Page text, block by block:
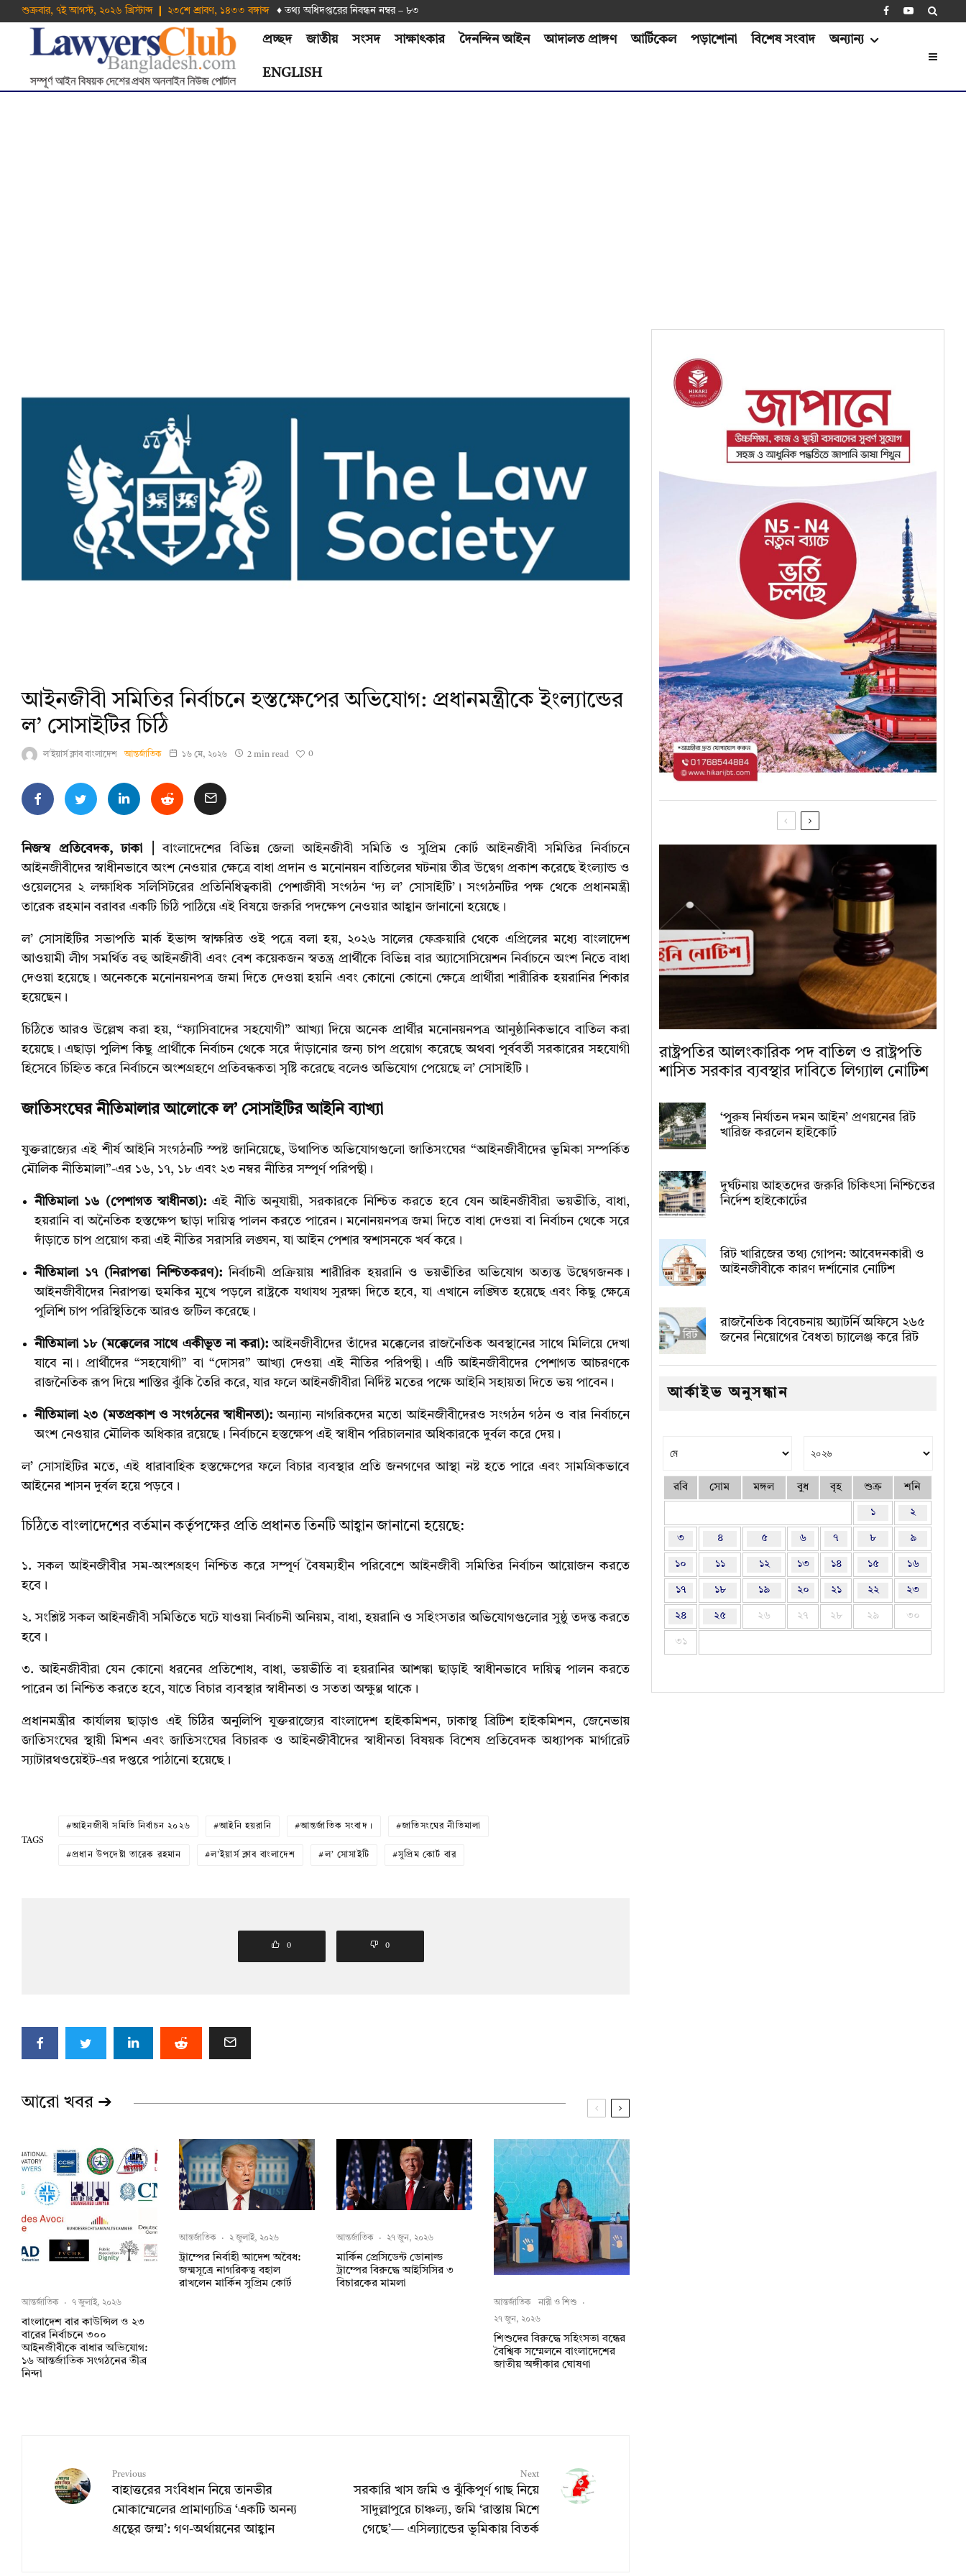
শুক্রবার, ৭ই আগস্ট, ২০২৬ খ্রিস্টাব্দ ❙ ২৩শে শ্রাবণ, ১৪৩৩ বঙ্গাব্দ ♦ তথ‌্য অ‌ধিদপ্ত‌রের নিবন্ধন নম্বর – ৮৩
প্রচ্ছদ জাতীয় সংসদ সাক্ষাৎকার দৈনন্দিন আইন আদালত প্রাঙ্গণ আর্টিকেল পড়াশোনা বিশেষ সংবাদ অন্যান্য
ENGLISH
আইনজীবী সমিতির নির্বাচনে হস্তক্ষেপের অভিযোগ: প্রধানমন্ত্রীকে ইংল্যান্ডের
ল’ সোসাইটির চিঠি
ল'ইয়ার্স ক্লাব বাংলাদেশ আন্তর্জাতিক ১৬ মে, ২০২৬ 2 min read 0
নিজস্ব প্রতিবেদক, ঢাকা |বাংলাদেশের বিভিন্ন জেলা আইনজীবী সমিতি ও সুপ্রিম কোর্ট আইনজীবী সমিতির নির্বাচনে
আইনজীবীদের স্বাধীনভাবে অংশ নেওয়ার ক্ষেত্রে বাধা প্রদান ও মনোনয়ন বাতিলের ঘটনায় তীব্র উদ্বেগ প্রকাশ করেছে ইংল্যান্ড ও
ওয়েলসের ২ লক্ষাধিক সলিসিটরের প্রতিনিধিত্বকারী পেশাজীবী সংগঠন ‘দ্য ল’ সোসাইটি’। সংগঠনটির পক্ষ থেকে প্রধানমন্ত্রী
তারেক রহমান বরাবর একটি চিঠি পাঠিয়ে এই বিষয়ে জরুরি পদক্ষেপ নেওয়ার আহ্বান জানানো হয়েছে।
ল’ সোসাইটির সভাপতি মার্ক ইভান্স স্বাক্ষরিত ওই পত্রে বলা হয়, ২০২৬ সালের ফেব্রুয়ারি থেকে এপ্রিলের মধ্যে বাংলাদেশ
আওয়ামী লীগ সমর্থিত বহু আইনজীবী এবং বেশ কয়েকজন স্বতন্ত্র প্রার্থীকে বিভিন্ন বার অ্যাসোসিয়েশন নির্বাচনে অংশ নিতে বাধা
দেওয়া হয়েছে। অনেককে মনোনয়নপত্র জমা দিতে দেওয়া হয়নি এবং কোনো কোনো ক্ষেত্রে প্রার্থীরা শারীরিক হয়রানির শিকার
হয়েছেন।
চিঠিতে আরও উল্লেখ করা হয়, “ফ্যাসিবাদের সহযোগী” আখ্যা দিয়ে অনেক প্রার্থীর মনোনয়নপত্র আনুষ্ঠানিকভাবে বাতিল করা
হয়েছে। এছাড়া পুলিশ কিছু প্রার্থীকে নির্বাচন থেকে সরে দাঁড়ানোর জন্য চাপ প্রয়োগ করেছে অথবা পূর্ববর্তী সরকারের সহযোগী
হিসেবে চিহ্নিত করে নির্বাচনে অংশগ্রহণে প্রতিবন্ধকতা সৃষ্টি করেছে বলেও অভিযোগ পেয়েছে ল’ সোসাইটি।
জাতিসংঘের নীতিমালার আলোকে ল’ সোসাইটির আইনি ব্যাখ্যা
যুক্তরাজ্যের এই শীর্ষ আইনি সংগঠনটি স্পষ্ট জানিয়েছে, উথাপিত অভিযোগগুলো জাতিসংঘের “আইনজীবীদের ভূমিকা সম্পর্কিত
মৌলিক নীতিমালা”-এর ১৬, ১৭, ১৮ এবং ২৩ নম্বর নীতির সম্পূর্ণ পরিপন্থী।
নীতিমালা ১৬ (পেশাগত স্বাধীনতা): এই নীতি অনুযায়ী, সরকারকে নিশ্চিত করতে হবে যেন আইনজীবীরা ভয়ভীতি, বাধা,
হয়রানি বা অনৈতিক হস্তক্ষেপ ছাড়া দায়িত্ব পালন করতে পারেন। মনোনয়নপত্র জমা দিতে বাধা দেওয়া বা নির্বাচন থেকে সরে
দাঁড়াতে চাপ প্রয়োগ করা এই নীতির সরাসরি লঙ্ঘন, যা আইন পেশার স্বশাসনকে খর্ব করে।
নীতিমালা ১৭ (নিরাপত্তা নিশ্চিতকরণ): নির্বাচনী প্রক্রিয়ায় শারীরিক হয়রানি ও ভয়ভীতির অভিযোগ অত্যন্ত উদ্বেগজনক।
আইনজীবীদের নিরাপত্তা হুমকির মুখে পড়লে রাষ্ট্রকে যথাযথ সুরক্ষা দিতে হবে, যা এখানে লঙ্ঘিত হয়েছে এবং কিছু ক্ষেত্রে
পুলিশি চাপ পরিস্থিতিকে আরও জটিল করেছে।
নীতিমালা ১৮ (মক্কেলের সাথে একীভূত না করা):আইনজীবীদের তাঁদের মক্কেলের রাজনৈতিক অবস্থানের সাথে মিলিয়ে দেখা
যাবে না। প্রার্থীদের “সহযোগী” বা “দোসর” আখ্যা দেওয়া এই নীতির পরিপন্থী। এটি আইনজীবীদের পেশাগত আচরণকে
রাজনৈতিক রূপ দিয়ে শাস্তির ঝুঁকি তৈরি করে, যার ফলে আইনজীবীরা নির্দিষ্ট মতের পক্ষে আইনি সহায়তা দিতে ভয় পাবেন।
নীতিমালা ২৩ (মতপ্রকাশ ও সংগঠনের স্বাধীনতা): অন্যান্য নাগরিকদের মতো আইনজীবীদেরও সংগঠন গঠন ও বার নির্বাচনে
অংশ নেওয়ার মৌলিক অধিকার রয়েছে। নির্বাচনে হস্তক্ষেপ এই স্বাধীন পরিচালনার অধিকারকে দুর্বল করে দেয়।
ল’ সোসাইটির মতে, এই ধারাবাহিক হস্তক্ষেপের ফলে বিচার ব্যবস্থার প্রতি জনগণের আস্থা নষ্ট হতে পারে এবং সামগ্রিকভাবে
আইনের শাসন দুর্বল হয়ে পড়বে।
চিঠিতে বাংলাদেশের বর্তমান কর্তৃপক্ষের প্রতি প্রধানত তিনটি আহ্বান জানানো হয়েছে:
১. সকল আইনজীবীর সম-অংশগ্রহণ নিশ্চিত করে সম্পূর্ণ বৈষম্যহীন পরিবেশে আইনজীবী সমিতির নির্বাচন আয়োজন করতে
হবে।
২. সংশ্লিষ্ট সকল আইনজীবী সমিতিতে ঘটে যাওয়া নির্বাচনী অনিয়ম, বাধা, হয়রানি ও সহিংসতার অভিযোগগুলোর সুষ্ঠু তদন্ত করতে
হবে।
৩. আইনজীবীরা যেন কোনো ধরনের প্রতিশোধ, বাধা, ভয়ভীতি বা হয়রানির আশঙ্কা ছাড়াই স্বাধীনভাবে দায়িত্ব পালন করতে
পারেন তা নিশ্চিত করতে হবে, যাতে বিচার ব্যবস্থার স্বাধীনতা ও সততা অক্ষুণ্ণ থাকে।
প্রধানমন্ত্রীর কার্যালয় ছাড়াও এই চিঠির অনুলিপি যুক্তরাজ্যের বাংলাদেশ হাইকমিশন, ঢাকাস্থ ব্রিটিশ হাইকমিশন, জেনেভায়
জাতিসংঘের স্থায়ী মিশন এবং জাতিসংঘের বিচারক ও আইনজীবীদের স্বাধীনতা বিষয়ক বিশেষ প্রতিবেদক অধ্যাপক মার্গারেট
স্যাটারথওয়েইট-এর দপ্তরে পাঠানো হয়েছে।
TAGS
আইনজীবী সমিতি নির্বাচন ২০২৬ আইনি হয়রানি আন্তর্জাতিক সংবাদ। জাতিসংঘের নীতিমালা
প্রধান উপদেষ্টা তারেক রহমান ল'ইয়ার্স ক্লাব বাংলাদেশ ল’ সোসাইটি সুপ্রিম কোর্ট বার
0 0
আরো খবর ➔
আন্তর্জাতিক · ৭ জুলাই, ২০২৬
বাংলাদেশ বার কাউন্সিল ও ২৩
বারের নির্বাচনে ৩০০
আইনজীবীকে বাধার অভিযোগ:
১৬ আন্তর্জাতিক সংগঠনের তীব্র
নিন্দা
আন্তর্জাতিক · ২ জুলাই, ২০২৬
ট্রাম্পের নির্বাহী আদেশ অবৈধ:
জন্মসূত্রে নাগরিকত্ব বহাল
রাখলেন মার্কিন সুপ্রিম কোর্ট
আন্তর্জাতিক · ২৭ জুন, ২০২৬
মার্কিন প্রেসিডেন্ট ডোনাল্ড
ট্রাম্পের বিরুদ্ধে আইসিসির ৩
বিচারকের মামলা
আন্তর্জাতিক নারী ও শিশু
·
২৭ জুন, ২০২৬
শিশুদের বিরুদ্ধে সহিংসতা বন্ধের
বৈশ্বিক সম্মেলনে বাংলাদেশের
জাতীয় অঙ্গীকার ঘোষণা
Previous
বাহাত্তরের সংবিধান নিয়ে তানভীর
মোকাম্মেলের প্রামাণ্যচিত্র ‘একটি অনন্য
গ্রন্থের জন্ম’: গণ-অর্থায়নের আহ্বান
Next
সরকারি খাস জমি ও ঝুঁকিপূর্ণ গাছ নিয়ে
সাদুল্লাপুরে চাঞ্চল্য, জমি ‘রাস্তায় মিশে
গেছে’— এসিল্যান্ডের ভূমিকায় বিতর্ক
রাষ্ট্রপতির আলংকারিক পদ বাতিল ও রাষ্ট্রপতি
শাসিত সরকার ব্যবস্থার দাবিতে লিগ্যাল নোটিশ
‘পুরুষ নির্যাতন দমন আইন’ প্রণয়নের রিট
খারিজ করলেন হাইকোর্ট
দুর্ঘটনায় আহতদের জরুরি চিকিৎসা নিশ্চিতের
নির্দেশ হাইকোর্টের
রিট খারিজের তথ্য গোপন: আবেদনকারী ও
আইনজীবীকে কারণ দর্শানোর নোটিশ
রাজনৈতিক বিবেচনায় অ‍্যাটর্নি অফিসে ২৬৫
জনের নিয়োগের বৈধতা চ্যালেঞ্জ করে রিট
আর্কাইভ অনুসন্ধান
রবি সোম মঙ্গল বুধ বৃহ শুক্র শনি
১ ২
৩ ৪ ৫ ৬ ৭ ৮ ৯
১০ ১১ ১২ ১৩ ১৪ ১৫ ১৬
১৭ ১৮ ১৯ ২০ ২১ ২২ ২৩
২৪ ২৫ ২৬ ২৭ ২৮ ২৯ ৩০
৩১